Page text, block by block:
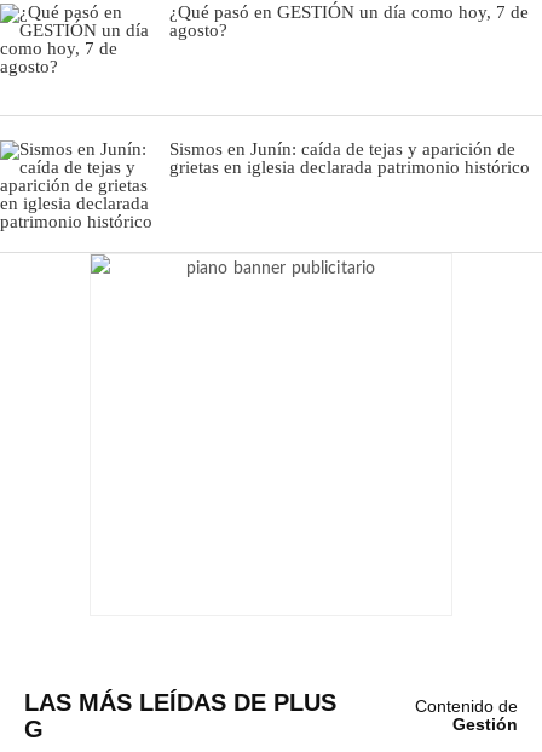
¿Qué pasó en GESTIÓN un día como hoy, 7 de
agosto?
Sismos en Junín: caída de tejas y aparición de
grietas en iglesia declarada patrimonio histórico
LAS MÁS LEÍDAS DE PLUS
G
Contenido de
Gestión